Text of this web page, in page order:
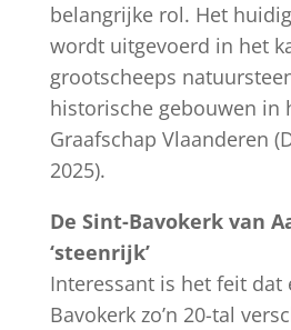
belangrijke rol. Het
wordt uitgevoerd in het
grootscheeps
historische gebouwen in
Graafschap Vlaanderen
2025).
De Sint-Bavokerk van
‘steenrijk’
Interessant is het feit dat
Bavokerk zo’n 20-tal